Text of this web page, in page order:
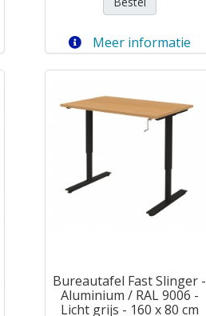
Meer informatie
Bureautafel Fast Slinger -
Aluminium / RAL 9006 -
Licht grijs - 160 x 80 cm